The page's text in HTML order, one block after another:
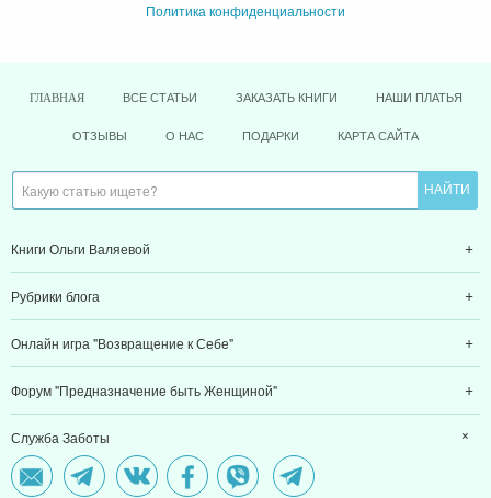
Политика конфиденциальности
ГЛАВНАЯ ВСЕ СТАТЬИ ЗАКАЗАТЬ КНИГИ НАШИ ПЛАТЬЯ
ОТЗЫВЫ О НАС ПОДАРКИ КАРТА САЙТА
Книги Ольги Валяевой
Рубрики блога
Онлайн игра "Возвращение к Себе"
Форум "Предназначение быть Женщиной"
Служба Заботы